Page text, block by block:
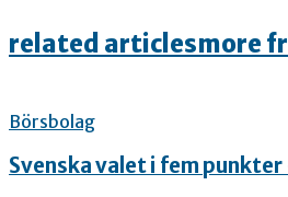
related articlesmore
Börsbolag
Svenska valet i fem